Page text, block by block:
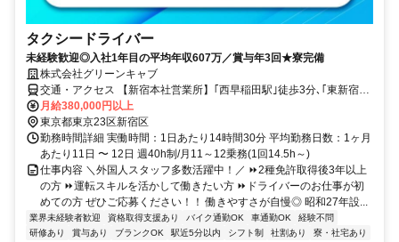
タクシードライバー
未経験歓迎◎入社1年目の平均年収607万／賞与年3回★寮完備
株式会社グリーンキャブ
交通・アクセス 【新宿本社営業所】｢西早稲田駅｣徒歩3分､｢東新宿
駅｣徒歩5分
月給380,000円以上
東京都東京23区新宿区
勤務時間詳細 実働時間：1日あたり14時間30分 平均勤務日数：1ヶ月
あたり11日 〜 12日 週40h制/月11～12乗務(1回14.5h～)
仕事内容 ＼外国人スタッフ多数活躍中！／ ⏩2種免許取得後3年以上
の方 ⏩運転スキルを活かして働きたい方 ⏩ドライバーのお仕事が初
めての方 ぜひご応募ください！！ 働きやすさが自慢◎ 昭和27年設...
業界未経験者歓迎 資格取得支援あり バイク通勤OK 車通勤OK
経験不問
研修あり
賞与あり ブランクOK 駅近5分以内 シフト制 社割あり 寮・社宅あり